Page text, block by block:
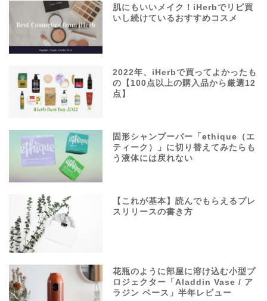
肌にもいいメイク！iHerbでリピ買
いし続けているおすすめコスメ
2022年、iHerbで買ってよかったも
の【100点以上の購入品から厳選12
点】
固形シャンプーバー「ethique（エ
ティーク）」に切り替えてみたらも
う液体には戻れない
【これが基本】読んでもらえるプレ
スリリースの書き方
花瓶のように部屋に溶け込む小型プ
ロジェクター「Aladdin Vase / ア
ラジン ベース」半年レビュー